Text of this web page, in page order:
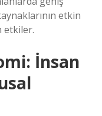
etkin
etkiler.
İnsan